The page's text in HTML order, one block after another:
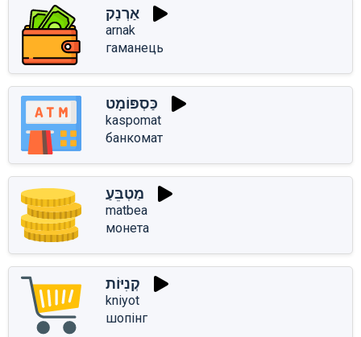
אַרְנָק
arnak
гаманець
כַּסְפּוֹמָט
kaspomat
банкомат
מַטְבֵּעַ
matbea
монета
קְנִיּוֹת
kniyot
шопінг